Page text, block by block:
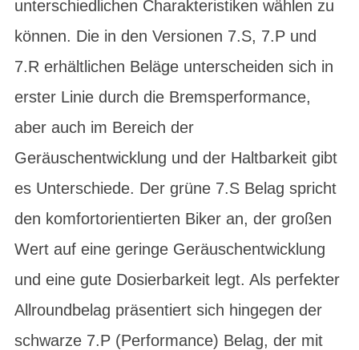
unterschiedlichen Charakteristiken wählen zu
können. Die in den Versionen 7.S, 7.P und
7.R erhältlichen Beläge unterscheiden sich in
erster Linie durch die Bremsperformance,
aber auch im Bereich der
Geräuschentwicklung und der Haltbarkeit gibt
es Unterschiede. Der grüne 7.S Belag spricht
den komfortorientierten Biker an, der großen
Wert auf eine geringe Geräuschentwicklung
und eine gute Dosierbarkeit legt. Als perfekter
Allroundbelag präsentiert sich hingegen der
schwarze 7.P (Performance) Belag, der mit